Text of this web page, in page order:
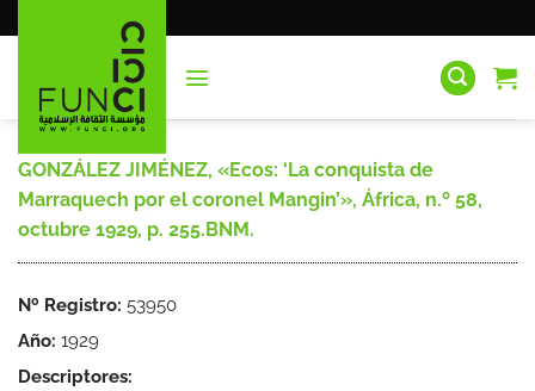
al
GONZÁLEZ JIMÉNEZ, «Ecos: ‘La conquista de
Marraquech por el coronel Mangin’», África, n.º 58,
octubre 1929, p. 255.BNM.
Nº Registro: 53950
Año: 1929
Descriptores: